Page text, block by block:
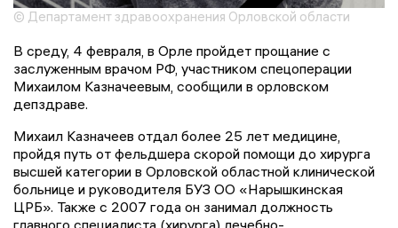
© Департамент здравоохранения Орловской области
В среду, 4 февраля, в Орле пройдет прощание с
заслуженным врачом РФ, участником спецоперации
Михаилом Казначеевым, сообщили в орловском
депздраве.
Михаил Казначеев отдал более 25 лет медицине,
пройдя путь от фельдшера скорой помощи до хирурга
высшей категории в Орловской областной клинической
больнице и руководителя БУЗ ОО «Нарышкинская
ЦРБ». Также с 2007 года он занимал должность
главного специалиста (хирурга) лечебно-